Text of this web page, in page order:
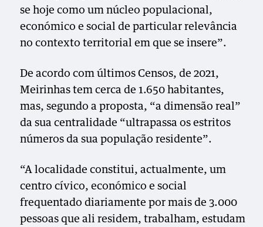
se hoje como um núcleo populacional,
económico e social de particular relevância
no contexto territorial em que se insere”.
De acordo com últimos Censos, de 2021,
Meirinhas tem cerca de 1.650 habitantes,
mas, segundo a proposta, “a dimensão real”
da sua centralidade “ultrapassa os estritos
números da sua população residente”.
“A localidade constitui, actualmente, um
centro cívico, económico e social
frequentado diariamente por mais de 3.000
pessoas que ali residem, trabalham, estudam